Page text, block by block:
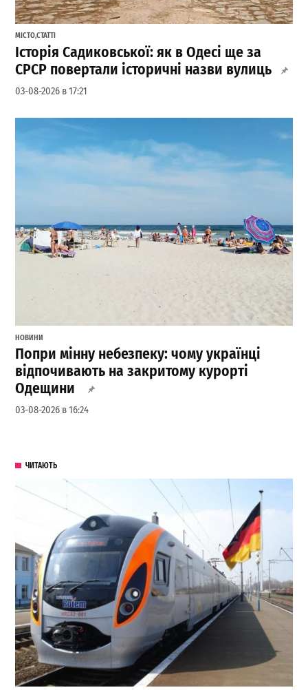
МІСТО,СТАТТІ
Історія Садиковської: як в Одесі ще за
СРСР повертали історичні назви вулиць
03-08-2026 в 17:21
НОВИНИ
Попри мінну небезпеку: чому українці
відпочивають на закритому курорті
Одещини
03-08-2026 в 16:24
ЧИТАЮТЬ